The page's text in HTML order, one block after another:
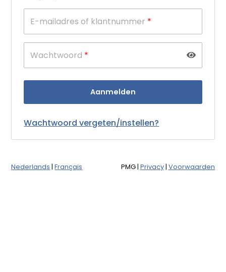
E-mailadres of klantnummer *
Wachtwoord *
Wachtwoord vergeten/instellen?
Nederlands |Français PMG| Privacy| Voorwaarden